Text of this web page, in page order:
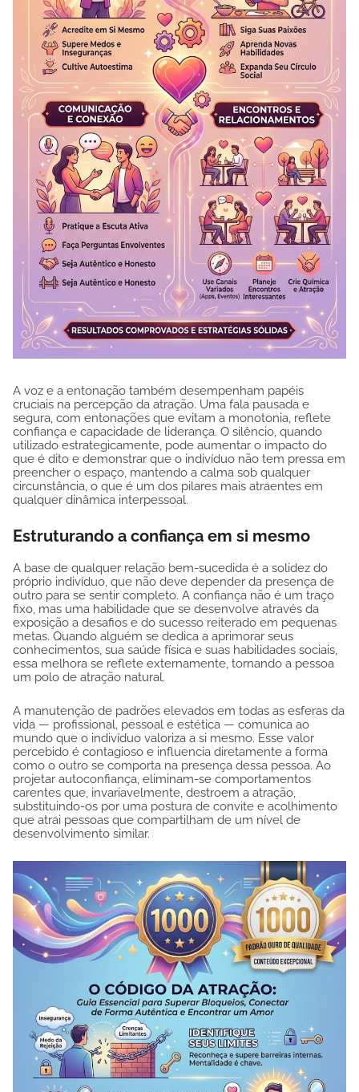
A voz e a entonação também desempenham papéis
cruciais na percepção da atração. Uma fala pausada e
segura, com entonações que evitam a monotonia, reflete
confiança e capacidade de liderança. O silêncio, quando
utilizado estrategicamente, pode aumentar o impacto do
que é dito e demonstrar que o indivíduo não tem pressa em
preencher o espaço, mantendo a calma sob qualquer
circunstância, o que é um dos pilares mais atraentes em
qualquer dinâmica interpessoal.
Estruturando a confiança em si mesmo
A base de qualquer relação bem-sucedida é a solidez do
próprio indivíduo, que não deve depender da presença de
outro para se sentir completo. A confiança não é um traço
fixo, mas uma habilidade que se desenvolve através da
exposição a desafios e do sucesso reiterado em pequenas
metas. Quando alguém se dedica a aprimorar seus
conhecimentos, sua saúde física e suas habilidades sociais,
essa melhora se reflete externamente, tornando a pessoa
um polo de atração natural.
A manutenção de padrões elevados em todas as esferas da
vida — profissional, pessoal e estética — comunica ao
mundo que o indivíduo valoriza a si mesmo. Esse valor
percebido é contagioso e influencia diretamente a forma
como o outro se comporta na presença dessa pessoa. Ao
projetar autoconfiança, eliminam-se comportamentos
carentes que, invariavelmente, destroem a atração,
substituindo-os por uma postura de convite e acolhimento
que atrai pessoas que compartilham de um nível de
desenvolvimento similar.